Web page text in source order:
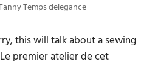
Fanny Temps delegance
this will talk about a sewing
premier atelier de cet